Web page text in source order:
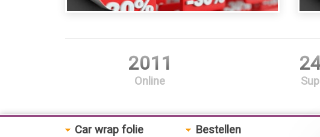
2011
Online
Car wrap folie Bestellen